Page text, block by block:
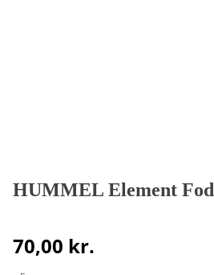
HUMMEL Element
70,00 kr.